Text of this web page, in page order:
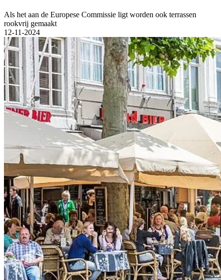
Als het aan de Europese Commissie ligt worden ook terrassen
rookvrij gemaakt
12-11-2024